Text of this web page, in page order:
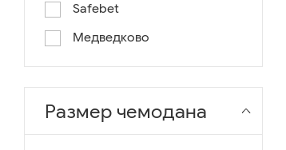
Safebet
Медведково
Размер чемодана